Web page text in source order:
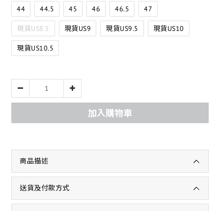
44 44.5 45 46 46.5 47
現貨US8.5 現貨US9 現貨US9.5 現貨US10
現貨US10.5
加入購物車
商品描述
送貨及付款方式